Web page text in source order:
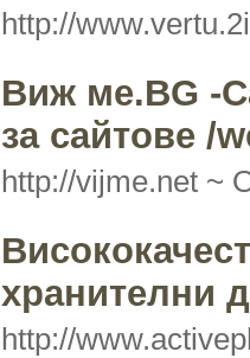
http://
Виж ме.BG -
за сайтове /
http://vijme.net ~
хранителни
http://